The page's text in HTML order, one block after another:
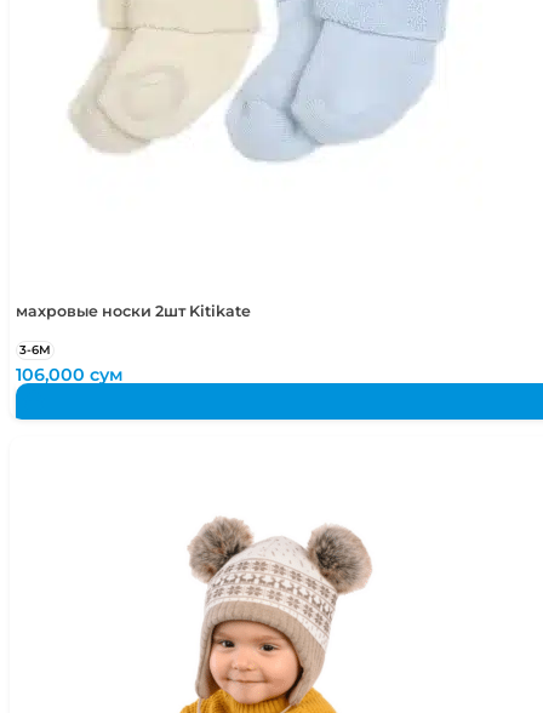
махровые носки 2шт Kitikate
3-6М
106,000сум